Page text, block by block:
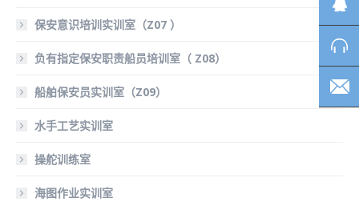
保安意识培训实训室（Z07 ）
负有指定保安职责船员培训室（ Z08）
船舶保安员实训室（Z09）
水手工艺实训室
操舵训练室
海图作业实训室